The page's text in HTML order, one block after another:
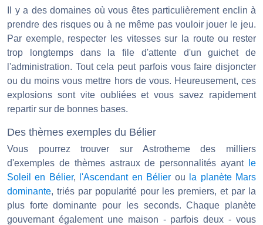
Il y a des domaines où vous êtes particulièrement enclin à
prendre des risques ou à ne même pas vouloir jouer le jeu.
Par exemple, respecter les vitesses sur la route ou rester
trop longtemps dans la file d'attente d'un guichet de
l'administration. Tout cela peut parfois vous faire disjoncter
ou du moins vous mettre hors de vous. Heureusement, ces
explosions sont vite oubliées et vous savez rapidement
repartir sur de bonnes bases.
Des thèmes exemples du Bélier
Vous pourrez trouver sur Astrotheme des milliers
d'exemples de thèmes astraux de personnalités ayant
le
Soleil en Bélier, l'Ascendant en Bélier ou
la planète Mars
dominante, triés par popularité pour les premiers, et par la
plus forte dominante pour les seconds. Chaque planète
gouvernant également une maison - parfois deux - vous